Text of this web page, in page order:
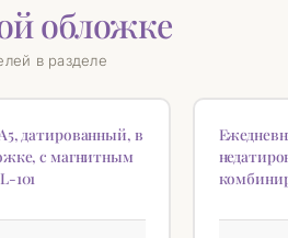
обложке
в разделе
♡
датированный, в
с магнитным
101